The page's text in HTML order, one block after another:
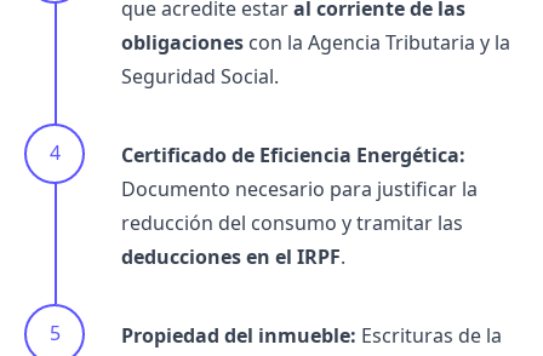
que acredite estaral corriente de las
obligaciones con la Agencia Tributaria y la
Seguridad Social.
Certificado de Eficiencia Energética:
Documento necesario para justificar la
reducción del consumo y tramitar las
deducciones en el IRPF.
Propiedad del inmueble: Escrituras de la